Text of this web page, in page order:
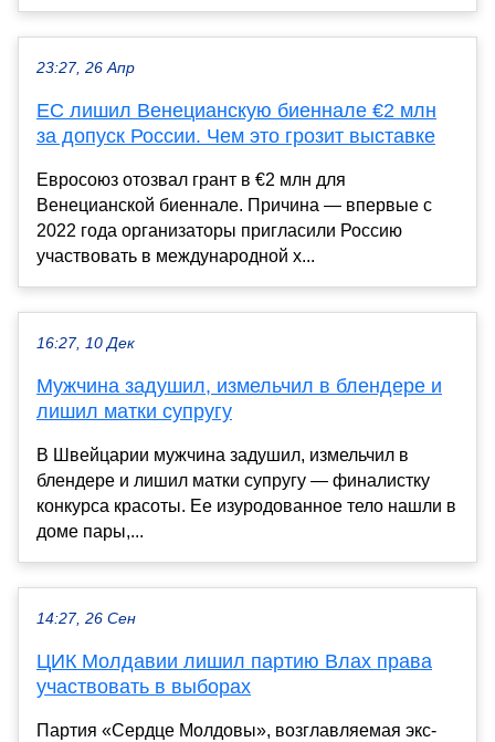
23:27, 26 Апр
ЕС лишил Венецианскую биеннале €2 млн
за допуск России. Чем это грозит выставке
Евросоюз отозвал грант в €2 млн для
Венецианской биеннале. Причина — впервые с
2022 года организаторы пригласили Россию
участвовать в международной х...
16:27, 10 Дек
Мужчина задушил, измельчил в блендере и
лишил матки супругу
В Швейцарии мужчина задушил, измельчил в
блендере и лишил матки супругу — финалистку
конкурса красоты. Ее изуродованное тело нашли в
доме пары,...
14:27, 26 Сен
ЦИК Молдавии лишил партию Влах права
участвовать в выборах
Партия «Сердце Молдовы», возглавляемая экс-